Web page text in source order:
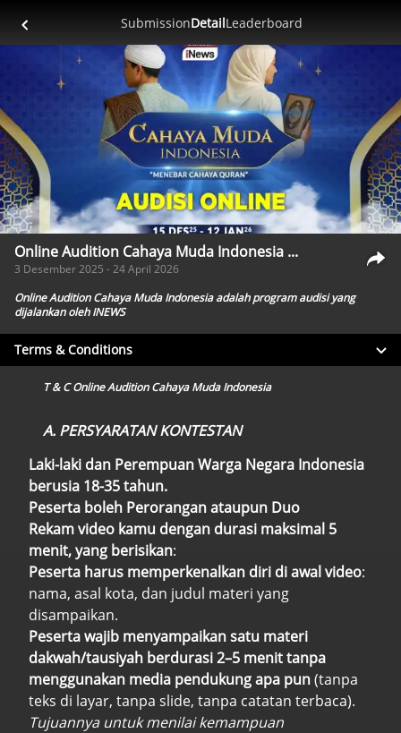
SubmissionDetailLeaderboard
Online Audition Cahaya Muda Indonesia ...
3 Desember 2025 - 24 April 2026
Online Audition Cahaya Muda Indonesia adalah program audisi yang
dijalankan oleh INEWS
Terms & Conditions
T & C Online Audition Cahaya Muda Indonesia
A. PERSYARATAN KONTESTAN
Laki-laki dan Perempuan Warga Negara Indonesia
berusia 18-35 tahun.
Peserta boleh Perorangan ataupun Duo
Rekam video kamu dengan durasi maksimal 5
menit, yang berisikan:
Peserta harus memperkenalkan diri di awal video:
nama, asal kota, dan judul materi yang
disampaikan.
Peserta wajib menyampaikan satu materi
dakwah/tausiyah berdurasi 2–5 menit tanpa
menggunakan media pendukung apa pun(tanpa
teks di layar, tanpa slide, tanpa catatan terbaca).
Tujuannya untuk menilai kemampuan